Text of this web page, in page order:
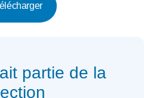
partie de la